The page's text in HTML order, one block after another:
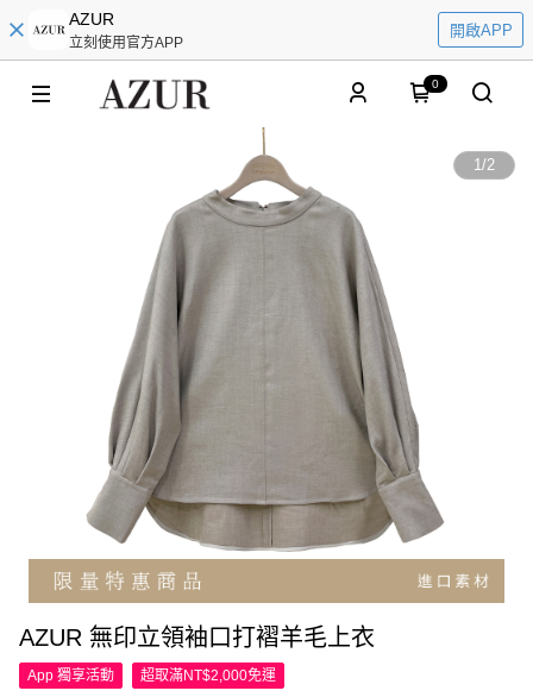
AZUR
立刻使用官方APP
開啟APP
0
1/2
AZUR 無印立領袖口打褶羊毛上衣
App 獨享活動 超取滿NT$2,000免運